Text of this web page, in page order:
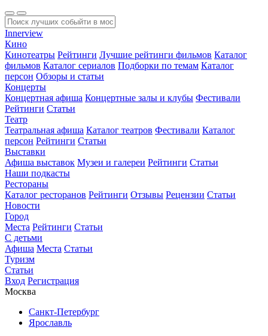
Innerview
Кино
Кинотеатры Рейтинги Лучшие рейтинги фильмов Каталог
фильмов Каталог сериалов Подборки по темам Каталог
персон Обзоры и статьи
Концерты
Концертная афиша Концертные залы и клубы Фестивали
Рейтинги Статьи
Театр
Театральная афиша Каталог театров Фестивали Каталог
персон Рейтинги Статьи
Выставки
Афиша выставок Музеи и галереи Рейтинги Статьи
Наши подкасты
Рестораны
Каталог ресторанов Рейтинги Отзывы Рецензии Статьи
Новости
Город
Места Рейтинги Статьи
С детьми
Афиша Места Статьи
Туризм
Статьи
Вход Регистрация
Москва
Санкт-Петербург
Ярославль